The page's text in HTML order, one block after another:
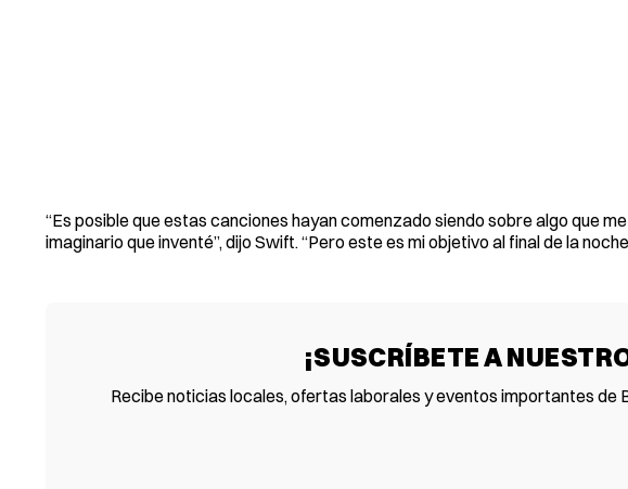
“Es posible que estas canciones hayan comenzado siendo sobre algo que
imaginario que inventé”, dijo Swift. “Pero este es mi objetivo al final de la
¡SUSCRÍBETE A
Recibe noticias locales, ofertas laborales y eventos importantes de